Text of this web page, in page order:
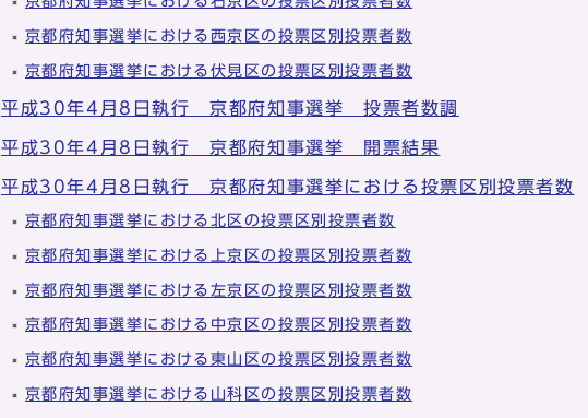
京都府知事選挙における西京区の投票区別投票者数
京都府知事選挙における伏見区の投票区別投票者数
平成30年4月8日執行 京都府知事選挙 投票者数調
平成30年4月8日執行 京都府知事選挙 開票結果
平成30年4月8日執行 京都府知事選挙における投票区別投票者数
京都府知事選挙における北区の投票区別投票者数
京都府知事選挙における上京区の投票区別投票者数
京都府知事選挙における左京区の投票区別投票者数
京都府知事選挙における中京区の投票区別投票者数
京都府知事選挙における東山区の投票区別投票者数
京都府知事選挙における山科区の投票区別投票者数